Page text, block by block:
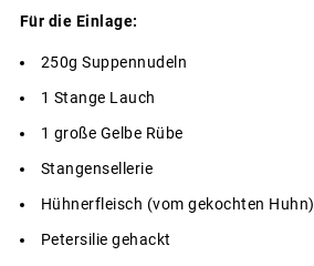
Für die Einlage:
250g Suppennudeln
1 Stange Lauch
1 große Gelbe Rübe
Stangensellerie
Hühnerfleisch (vom gekochten Huhn)
Petersilie gehackt